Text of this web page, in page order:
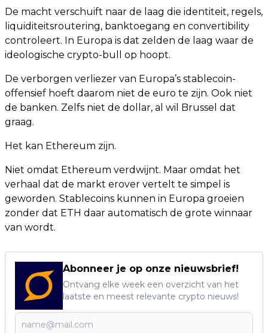
De macht verschuift naar de laag die identiteit, regels,
liquiditeitsroutering, banktoegang en convertibility
controleert. In Europa is dat zelden de laag waar de
ideologische crypto-bull op hoopt.
De verborgen verliezer van Europa’s stablecoin-
offensief hoeft daarom niet de euro te zijn. Ook niet
de banken. Zelfs niet de dollar, al wil Brussel dat
graag.
Het kan Ethereum zijn.
Niet omdat Ethereum verdwijnt. Maar omdat het
verhaal dat de markt erover vertelt te simpel is
geworden. Stablecoins kunnen in Europa groeien
zonder dat ETH daar automatisch de grote winnaar
van wordt.
Abonneer je op onze nieuwsbrief!
Ontvang elke week een overzicht van het
laatste en meest relevante crypto nieuws!